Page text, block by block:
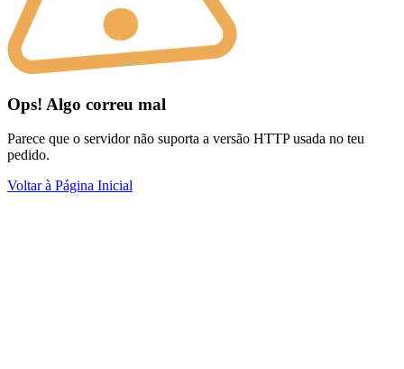
Ops! Algo correu mal
Parece que o servidor não suporta a versão HTTP usada no teu
pedido.
Voltar à Página Inicial